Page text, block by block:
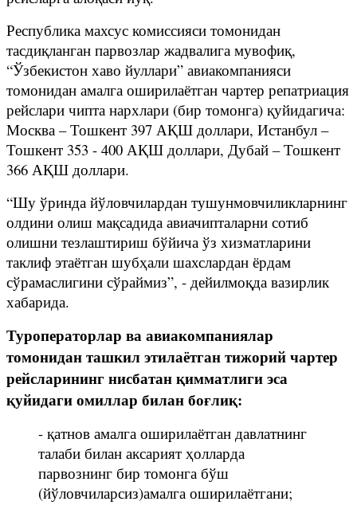
Республика махсус комиссияси томонидан
тасдиқланган парвозлар жадвалига мувофиқ,
“Ўзбекистон хаво йуллари” авиакомпанияси
томонидан амалга оширилаётган чартер репатриация
рейслари чипта нархлари (бир томонга) қуйидагича:
Москва – Тошкент 397 АҚШ доллари, Истанбул –
Тошкент 353 - 400 АҚШ доллари, Дубай – Тошкент
366 АҚШ доллари.
“Шу ўринда йўловчилардан тушунмовчиликларнинг
олдини олиш мақсадида авиачипталарни сотиб
олишни тезлаштириш бўйича ўз хизматларини
таклиф этаётган шубҳали шахслардан ёрдам
сўрамаслигини сўраймиз”, - дейилмоқда вазирлик
хабарида.
Туроператорлар ва авиакомпаниялар
томонидан ташкил этилаётган тижорий чартер
рейсларининг нисбатан қимматлиги эса
қуйидаги омиллар билан боғлиқ:
- қатнов амалга оширилаётган давлатнинг
талаби билан аксарият ҳолларда
парвознинг бир томонга бўш
(йўловчиларсиз)амалга оширилаётгани;